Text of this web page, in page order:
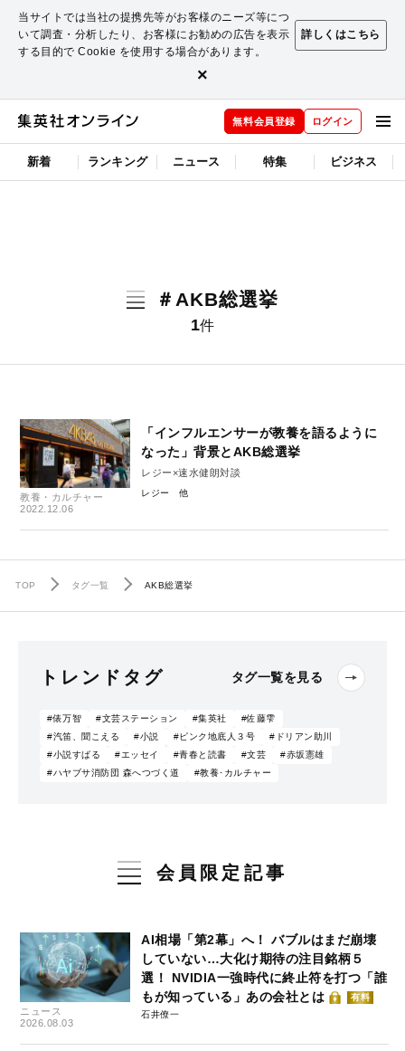
当サイトでは当社の提携先等がお客様のニーズ等につ
いて調査・分析したり、お客様にお勧めの広告を表示
する目的で Cookie を使用する場合があります。
詳しくはこちら
×
無料会員登録 ログイン
新着 ランキング ニュース 特集 ビジネス
＃AKB総選挙
1件
教養・カルチャー
2022.12.06
「インフルエンサーが教養を語るように
なった」背景とAKB総選挙
レジー×速水健朗対談
レジー
TOP タグ一覧 AKB総選挙
トレンドタグ タグ一覧を見る
#俵万智 #文芸ステーション #集英社
#佐藤雫
#汽笛、聞こえる
#小説 #ピンク地底人３号
#ドリアン助川
#小説すばる
#エッセイ #青春と読書 #文芸
#赤坂憲雄
#ハヤブサ消防団 森へつづく道
#教養･カルチャー
会員限定記事
ニュース
2026.08.03
AI相場「第2幕」へ！ バブルはまだ崩壊
していない…大化け期待の注目銘柄５
選！ NVIDIA一強時代に終止符を打つ「誰
もが知っている」あの会社とは
有料
石井僚一